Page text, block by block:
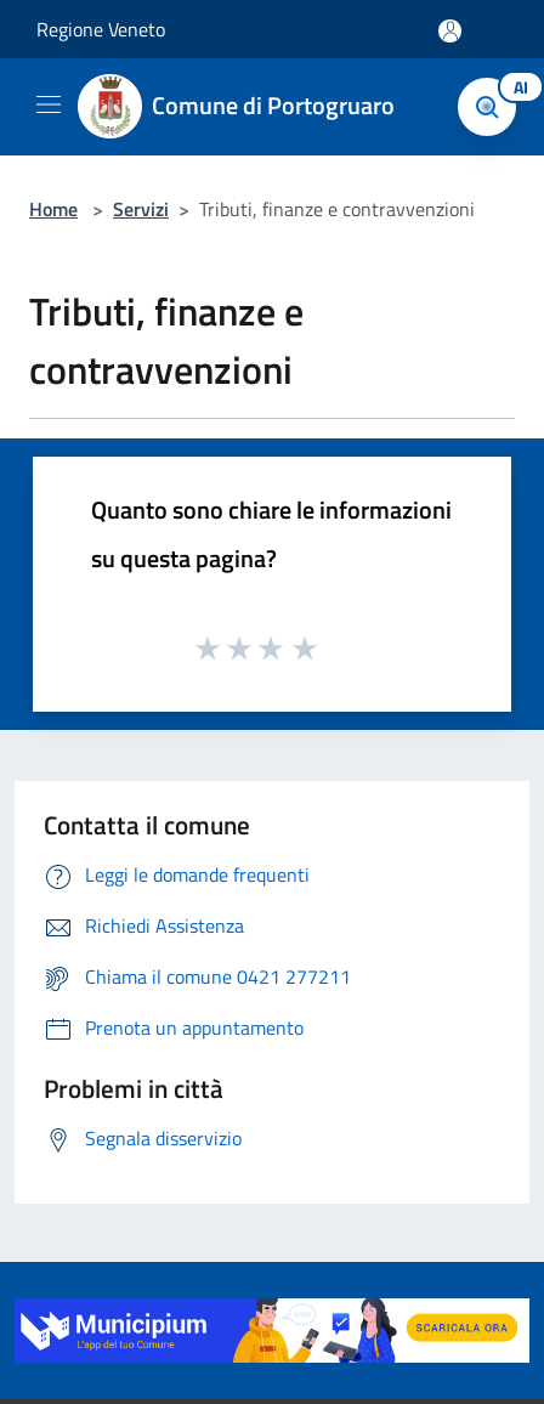
Regione Veneto
Comune di Portogruaro AI
Home > Servizi > Tributi, finanze e contravvenzioni
Tributi, finanze e
contravvenzioni
Quanto sono chiare le informazioni
su questa pagina?
Contatta il comune
Leggi le domande frequenti
Richiedi Assistenza
Chiama il comune 0421 277211
Prenota un appuntamento
Problemi in città
Segnala disservizio